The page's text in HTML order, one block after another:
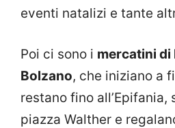
eventi natalizi e tante
Poi ci sono i mercatini di
Bolzano, che iniziano a
restano fino all’Epifania,
piazza Walther e